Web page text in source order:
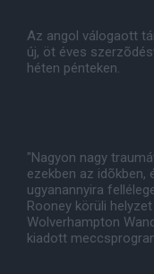
Az angol válogaott
új, öt éves
héten pénteken.
"Nagyon nagy
ezekben az idõkben,
ugyanannyira
Rooney körüli
Wolverhampton
kiadott